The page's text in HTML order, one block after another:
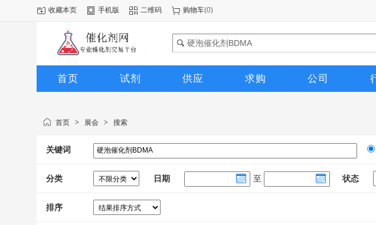
收藏本页 手机版 二维码 购物车(0)
首页 试剂 供应 求购 公司
首页 > 展会 > 搜索
关键词
分类 日期 至 状态
排序